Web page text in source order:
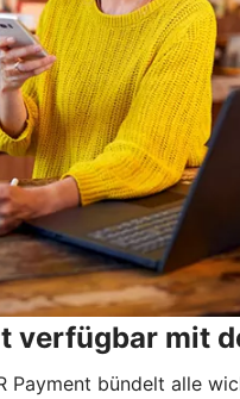
verfügbar mit
Payment bündelt alle